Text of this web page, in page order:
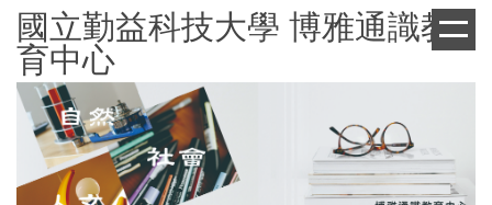
跳
到
主
要
內
國立勤益科技大學 博雅通識教
育中心